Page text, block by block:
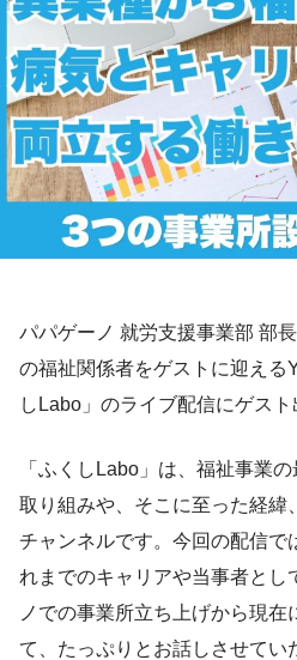
パパゲーノ 就労支援事業部 部
の福祉関係者をゲストに迎える
しLabo」のライブ配信にゲスト
「ふくしLabo」は、福祉事業
取り組みや、そこに至った経緯
チャンネルです。今回の配信で
れまでのキャリアや当事者とし
ノでの事業所立ち上げから現在
て、たっぷりとお話しさせてい